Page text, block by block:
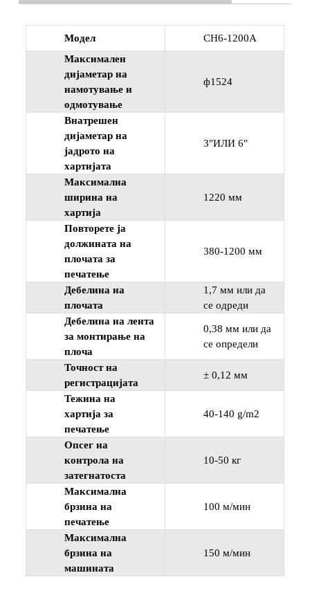
Модел
CH6-1200A
Максимален
дијаметар на
намотување и
одмотување
ф1524
Внатрешен
дијаметар на
јадрото на
хартијата
3″ИЛИ 6″
Максимална
ширина на
хартија
1220 мм
Повторете ја
должината на
плочата за
печатење
380-1200 мм
Дебелина на
плочата
1,7 мм или да
се одреди
Дебелина на лента
за монтирање на
плоча
0,38 мм или да
се определи
Точност на
регистрацијата
± 0,12 мм
Тежина на
хартија за
печатење
40-140 g/m2
Опсег на
контрола на
затегнатоста
10-50 кг
Максимална
брзина на
печатење
100 м/мин
Максимална
брзина на
машината
150 м/мин